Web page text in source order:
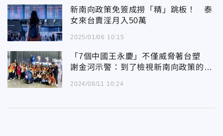
新南向政策免簽成撈「精」跳板！ 泰
女來台賣淫月入50萬
2025/01/06 10:15
「7個中國王永慶」不僅威脅著台塑
謝金河示警：到了檢視新南向政策的十
2024/08/11 10:24